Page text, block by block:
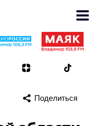
Поделиться